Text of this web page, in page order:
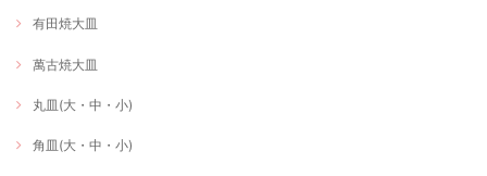
有田焼大皿
萬古焼大皿
丸皿(大・中・小)
角皿(大・中・小)